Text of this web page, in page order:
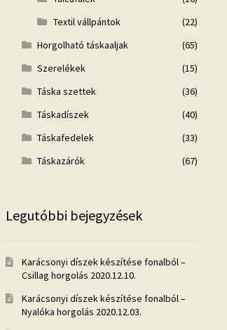
Textil vállpántok
(22)
Horgolható táskaaljak
(65)
Szerelékek
(15)
Táska szettek
(36)
Táskadíszek
(40)
Táskafedelek
(33)
Táskazárók
(67)
Legutóbbi bejegyzések
Karácsonyi díszek készítése fonalból –
Csillag horgolás 2020.12.10.
Karácsonyi díszek készítése fonalból –
Nyalóka horgolás 2020.12.03.